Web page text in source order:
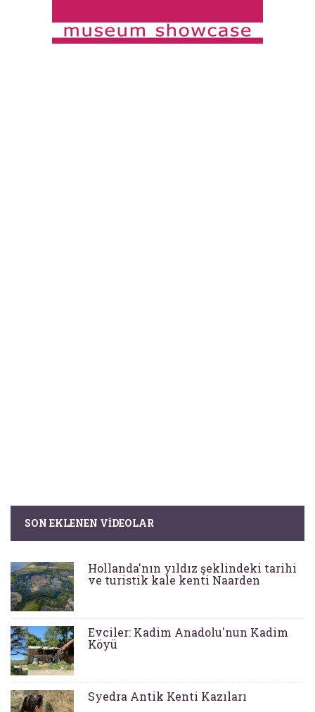
SON EKLENEN VIDEOLAR
Hollanda'nın yıldız şeklindeki tarihi
ve turistik kale kenti Naarden
Evciler: Kadim Anadolu'nun Kadim
Köyü
Syedra Antik Kenti Kazıları